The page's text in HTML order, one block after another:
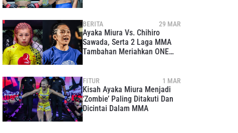
BERITA 29 MAR
Ayaka Miura Vs. Chihiro
Sawada, Serta 2 Laga MMA
Tambahan Meriahkan ONE
FITUR 1 MAR
Kisah Ayaka Miura Menjadi
‘Zombie’ Paling Ditakuti Dan
Dicintai Dalam MMA